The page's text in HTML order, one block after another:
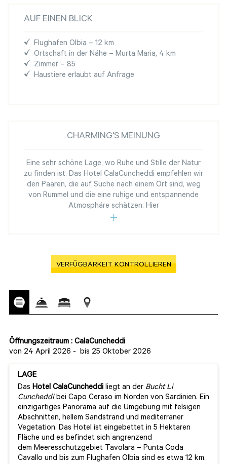
AUF EINEN BLICK
Flughafen Olbia – 12 km
Ortschaft in der Nähe – Murta Maria, 4 km
Zimmer – 85
Haustiere erlaubt auf Anfrage
CHARMING'S MEINUNG
Eine sehr schöne Lage, wo Ruhe und Stille der Natur
zu finden ist. Das Hotel CalaCuncheddi empfehlen wir
den Paaren, die auf Suche nach einem Ort sind, weg
von Rummel und die eine ruhige und entspannende
Atmosphäre schätzen. Hier
VERFÜGBARKEIT KONTROLLIEREN
Öffnungszeitraum : CalaCuncheddi
von 24 April 2026 - bis 25 Oktober 2026
LAGE
Das Hotel CalaCuncheddi liegt an der Bucht Li
Cuncheddibei Capo Ceraso im Norden von Sardinien. Ein
einzigartiges Panorama auf die Umgebung mit felsigen
Abschnitten, hellem Sandstrand und mediterraner
Vegetation. Das Hotel ist eingebettet in 5 Hektaren
Fläche und es befindet sich angrenzend
dem Meeresschutzgebiet Tavolara – Punta Coda
Cavallo und bis zum Flughafen Olbia sind es etwa 12 km.